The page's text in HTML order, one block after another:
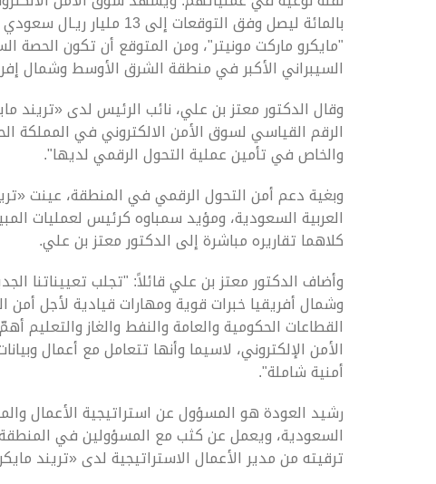
"مايكرو ماركت مونيتر"، ومن المتوقع أن تكون الحصة
السيبراني الأكبر في منطقة الشرق الأوسط وشمال إفريقيا بين
وقال الدكتور معتز بن علي، نائب الرئيس لدى
الرقم القياسي لسوق الأمن الالكتروني في المملكة
والخاص في تأمين عملية التحول الرقمي لديها".
وبغية دعم أمن التحول الرقمي في المنطقة، عينت
العربية السعودية، ومؤيد سمباوه كرئيس لعمليات
كلاهما تقاريره مباشرة إلى الدكتور معتز بن علي.
وأضاف الدكتور معتز بن علي قائلاً: "تجلب تعييناتنا
وشمال أفريقيا خبرات قوية ومهارات قيادية لأجل أمن
القطاعات الحكومية والعامة والنفط والغاز
الأمن الإلكتروني، لاسيما وأنها تتعامل مع أعمال
أمنية شاملة".
رشيد العودة هو المسؤول عن استراتيجية الأعمال
السعودية، ويعمل عن كثب مع المسؤولين في
ترقيته من مدير الأعمال الاستراتيجية لدى «تريند مايكرو» في